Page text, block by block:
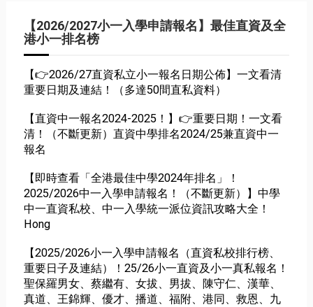
【2026/2027小一入學申請報名】最佳直資及全
港小一排名榜
【👉2026/27直資私立小一報名日期公佈】一文看清
重要日期及連結！（多達50間直私資料）
【直資中一報名2024-2025！】👉重要日期！一文看
清！（不斷更新）直資中學排名2024/25兼直資中一
報名
【即時查看「全港最佳中學2024年排名」！
2025/2026中一入學申請報名！（不斷更新）】中學
中一直資私校、中一入學統一派位資訊攻略大全！
Hong
【2025/2026小一入學申請報名（直資私校排行榜、
重要日子及連結）！25/26小一直資及小一真私報名！
聖保羅男女、蔡繼有、女拔、男拔、陳守仁、漢華、
真道、王錦輝、優才、播道、福附、港同、救恩、九